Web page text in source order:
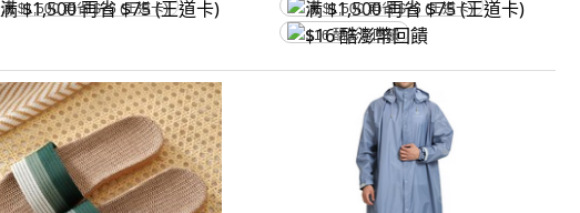
满 $1,500 再省 $75 (王道卡)
满 $1,500 再省 $75 (王道卡)
$16 酷澎幣回饋